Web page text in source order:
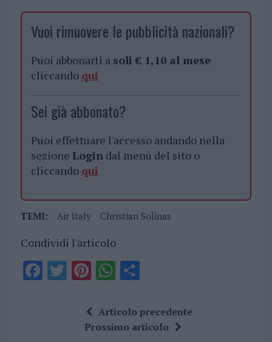
Vuoi rimuovere le pubblicità nazionali?
Puoi abbonarti a soli € 1,10 al mese
cliccando qui
Sei già abbonato?
Puoi effettuare l'accesso andando nella
sezione Logindal menù del sito o
cliccando qui
TEMI: Air Italy Christian Solinas
Condividi l'articolo
F T Pi
te
re
W
at
s
S
a
re
Articolo precedente
Prossimo articolo